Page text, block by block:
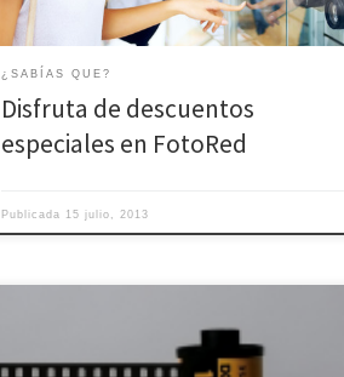
¿SABÍAS QUE?
Disfruta de descuentos
especiales en FotoRed
Publicada 15 julio, 2013